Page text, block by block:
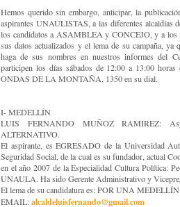
Hemos querido sin embargo, anticipar, la
aspirantes UNAULISTAS, a las diferentes alcaldías
los candidatos a ASAMBLEA y CONCEJO, y a los
sus datos actualizados y el lema de su campaña,
haga de sus nombres en nuestros informes del
participen los días sábados de 12:00 a 13:00
ONDAS DE LA MONTAÑA, 1350 en su dial.
I- MEDELLÍN
LUIS FERNANDO MUÑOZ RAMIREZ:
ALTERNATIVO.
El aspirante, es EGRESADO de la Universidad
Seguridad Social, de la cual es su fundador, actual
en el año 2007 de la Especialidad Cultura Política:
UNAULA. Ha sido Gerente Administrativo y
El lema de su candidatura es: POR UNA
EMAIL:alcaldeluisfernando@gmail.com